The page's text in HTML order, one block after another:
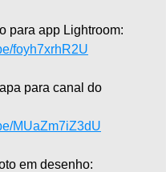
para app Lightroom:
foyh7xrhR2U
para canal do
MUaZm7iZ3dU
em desenho: